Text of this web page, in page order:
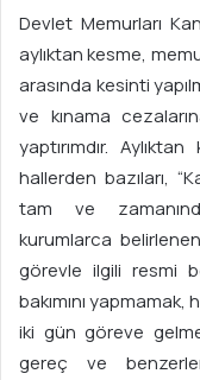
Devlet Memurları
aylıktan kesme,
arasında kesinti
ve kınama
yaptırımdır.
hallerden bazıları,
tam ve
kurumlarca
görevle ilgili resmi
bakımını
iki gün göreve
gereç ve